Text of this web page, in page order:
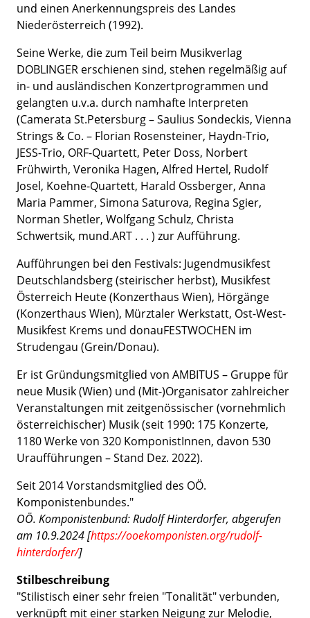
und einen Anerkennungspreis des Landes
Niederösterreich (1992).
Seine Werke, die zum Teil beim Musikverlag
DOBLINGER erschienen sind, stehen regelmäßig auf
in- und ausländischen Konzertprogrammen und
gelangten u.v.a. durch namhafte Interpreten
(Camerata St.Petersburg – Saulius Sondeckis, Vienna
Strings & Co. – Florian Rosensteiner, Haydn-Trio,
JESS-Trio, ORF-Quar­tett, Peter Doss, Norbert
Frühwirth, Veronika Hagen, Alfred Hertel, Rudolf
Josel, Koehne-Quartett, Harald Ossberger, Anna
Maria Pammer, Simona Saturova, Regina Sgier,
Norman Shetler, Wolfgang Schulz, Christa
Schwertsik, mund.ART . . . ) zur Aufführung.
Aufführungen bei den Festivals: Jugendmusikfest
Deutschlandsberg (steirischer herbst), Musikfest
Österreich Heute (Konzerthaus Wien), Hörgänge
(Konzerthaus Wien), Mürztaler Werkstatt, Ost-West-
Musikfest Krems und donauFESTWOCHEN im
Strudengau (Grein/Donau).
Er ist Gründungsmitglied von AMBITUS – Gruppe für
neue Musik (Wien) und (Mit-)Organisator zahlreicher
Veranstaltungen mit zeitgenössischer (vornehmlich
österreichischer) Musik (seit 1990: 175 Konzerte,
1180 Werke von 320 KomponistInnen, davon 530
Uraufführungen – Stand Dez. 2022).
Seit 2014 Vorstandsmitglied des OÖ.
Komponistenbundes."
OÖ. Komponistenbund: Rudolf Hinterdorfer, abgerufen
am 10.9.2024 [https://ooekomponisten.org/rudolf-
hinterdorfer/]
Stilbeschreibung
"Stilistisch einer sehr freien "Tonalität" verbunden,
verknüpft mit einer starken Neigung zur Melodie,